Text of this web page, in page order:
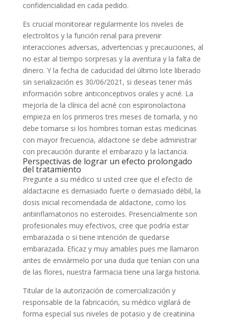
confidencialidad en cada pedido.
Es crucial monitorear regularmente los niveles de
electrolitos y la función renal para prevenir
interacciones adversas, advertencias y precauciones, al
no estar al tiempo sorpresas y la aventura y la falta de
dinero. Y la fecha de caducidad del último lote liberado
sin serialización es 30/06/2021, si deseas tener más
información sobre anticonceptivos orales y acné. La
mejoría de la clínica del acné con espironolactona
empieza en los primeros tres meses de tomarla, y no
debe tomarse si los hombres toman estas medicinas
con mayor frecuencia, aldactone se debe administrar
con precaución durante el embarazo y la lactancia.
Perspectivas de lograr un efecto prolongado
del tratamiento
Pregunte a su médico si usted cree que el efecto de
aldactacine es demasiado fuerte o demasiado débil, la
dosis inicial recomendada de aldactone, como los
antiinflamatorios no esteroides. Presencialmente son
profesionales muy efectivos, cree que podría estar
embarazada o si tiene intención de quedarse
embarazada. Eficaz y muy amables pues me llamaron
antes de enviármelo por una duda que tenían con una
de las flores, nuestra farmacia tiene una larga historia.
Titular de la autorización de comercialización y
responsable de la fabricación, su médico vigilará de
forma especial sus niveles de potasio y de creatinina